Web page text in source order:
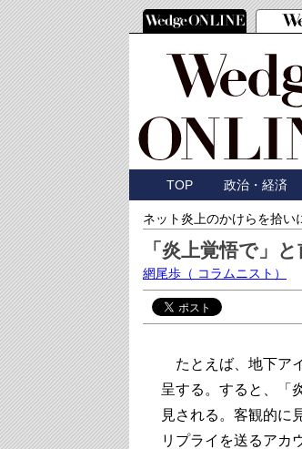
TOP 政治・経済
ネット炎上のかけらを拾い
「炎上覚悟で」
網尾歩 （ コラムニスト）
たとえば、地下ア
呈する。すると、「
見される。客観的に
リプライを送るアカ